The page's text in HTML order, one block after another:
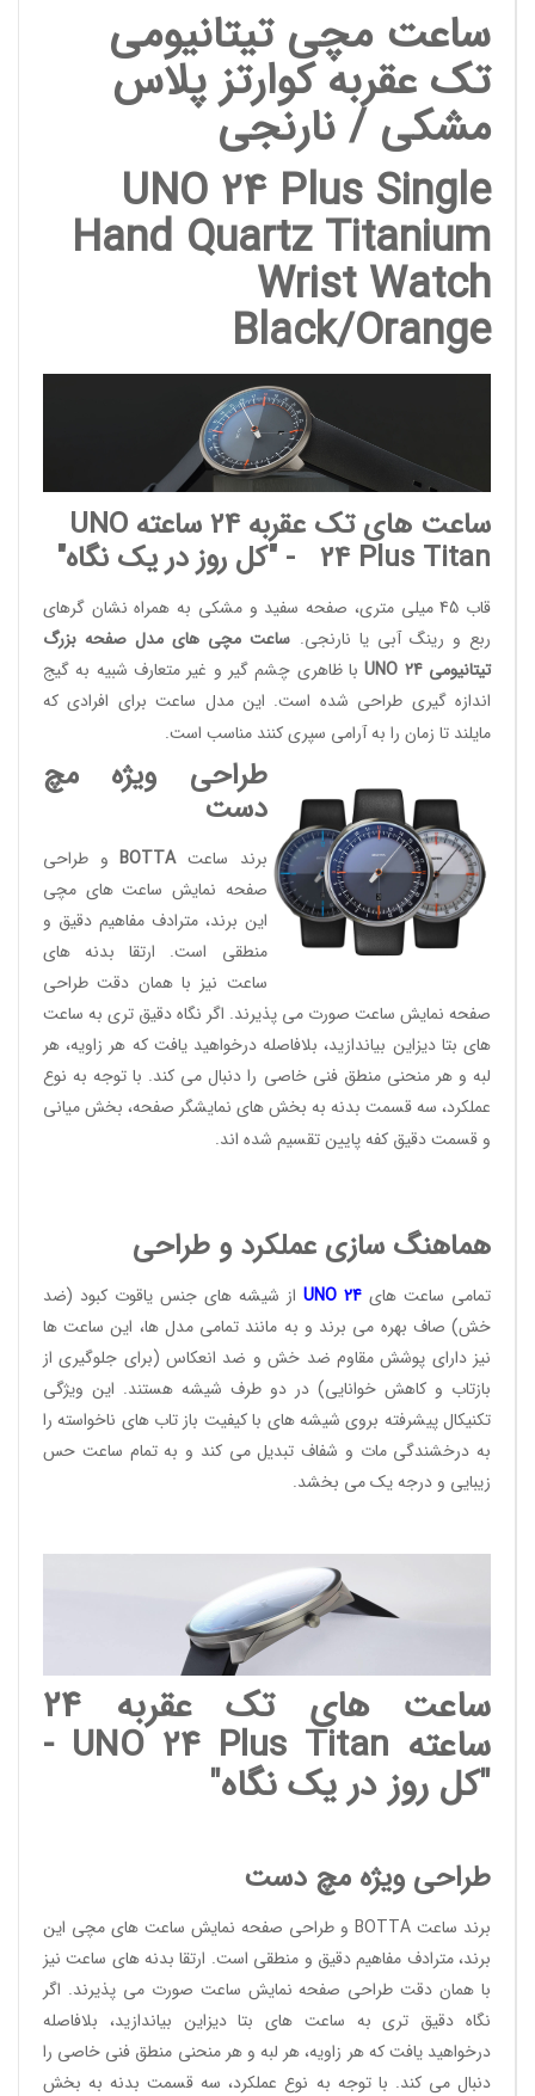
ساعت مچی تیتانیومی
تک عقربه کوارتز پلاس
مشکی / نارنجی
UNO 24 Plus Single
Hand Quartz Titanium
Wrist Watch
Black/Orange
ساعت های تک عقربه 24 ساعته UNO
24 Plus Titan - "کل روز در یک نگاه"
قاب 45 میلی متری، صفحه سفید و مشکی به همراه نشان گرهای
ربع و رینگ آبی یا نارنجی. ساعت مچی های مدل صفحه بزرگ
تیتانیومی UNO 24
با ظاهری چشم گیر و غیر متعارف شبیه به گیج
اندازه گیری طراحی شده است. این مدل ساعت برای افرادی که
مایلند تا زمان را به آرامی سپری کنند مناسب است.
طراحی ویژه مچ
دست
برند ساعتBOTTAو طراحی
صفحه نمایش ساعت های مچی
این برند، مترادف مفاهیم دقیق و
منطقی است. ارتقا بدنه های
ساعت نیز با همان دقت طراحی
صفحه نمایش ساعت صورت می پذیرند. اگر نگاه دقیق تری به ساعت
های بتا دیزاین بیاندازید، بلافاصله درخواهید یافت که هر زاویه، هر
لبه و هر منحنی منطق فنی خاصی را دنبال می کند. با توجه به نوع
عملکرد، سه قسمت بدنه به بخش های نمایشگر صفحه، بخش میانی
و قسمت دقیق کفه پایین تقسیم شده اند.
هماهنگ سازی عملکرد و طراحی
تمامی ساعت های UNO 24
از شیشه های جنس یاقوت کبود (ضد
خش) صاف بهره می برند و به مانند تمامی مدل ها، این ساعت ها
نیز دارای پوشش مقاوم ضد خش و ضد انعکاس (برای جلوگیری از
بازتاب و کاهش خوانایی) در دو طرف شیشه هستند. این ویژگی
تکنیکال پیشرفته بروی شیشه های با کیفیت باز تاب های ناخواسته را
به درخشندگی مات و شفاف تبدیل می کند و به تمام ساعت حس
زیبایی و درجه یک می بخشد.
ساعت های تک عقربه 24
ساعته UNO 24 Plus Titan -
"کل روز در یک نگاه"
طراحی ویژه مچ دست
برند ساعت BOTTA و طراحی صفحه نمایش ساعت های مچی این
برند، مترادف مفاهیم دقیق و منطقی است. ارتقا بدنه های ساعت نیز
با همان دقت طراحی صفحه نمایش ساعت صورت می پذیرند. اگر
نگاه دقیق تری به ساعت های بتا دیزاین بیاندازید، بلافاصله
درخواهید یافت که هر زاویه، هر لبه و هر منحنی منطق فنی خاصی را
دنبال می کند. با توجه به نوع عملکرد، سه قسمت بدنه به بخش